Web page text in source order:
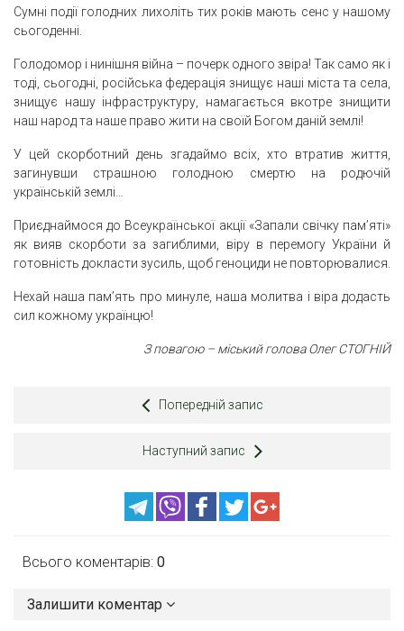
Сумні події голодних лихоліть тих років мають сенс у нашому
сьогоденні.
Голодомор і нинішня війна – почерк одного звіра! Так само як і
тоді, сьогодні, російська федерація знищує наші міста та села,
знищує нашу інфраструктуру, намагається вкотре знищити
наш народ та наше право жити на своїй Богом даній землі!
У цей скорботний день згадаймо всіх, хто втратив життя,
загинувши страшною голодною смертю на родючій
українській землі…
Приєднаймося до Всеукраїнської акції «Запали свічку пам’яті»
як вияв скорботи за загиблими, віру в перемогу України й
готовність докласти зусиль, щоб геноциди не повторювалися.
Нехай наша пам’ять про минуле, наша молитва і віра додасть
сил кожному українцю!
З повагою – міський голова Олег СТОГНІЙ
Попередній запис
Наступний запис
Всього коментарів: 0
Залишити коментар